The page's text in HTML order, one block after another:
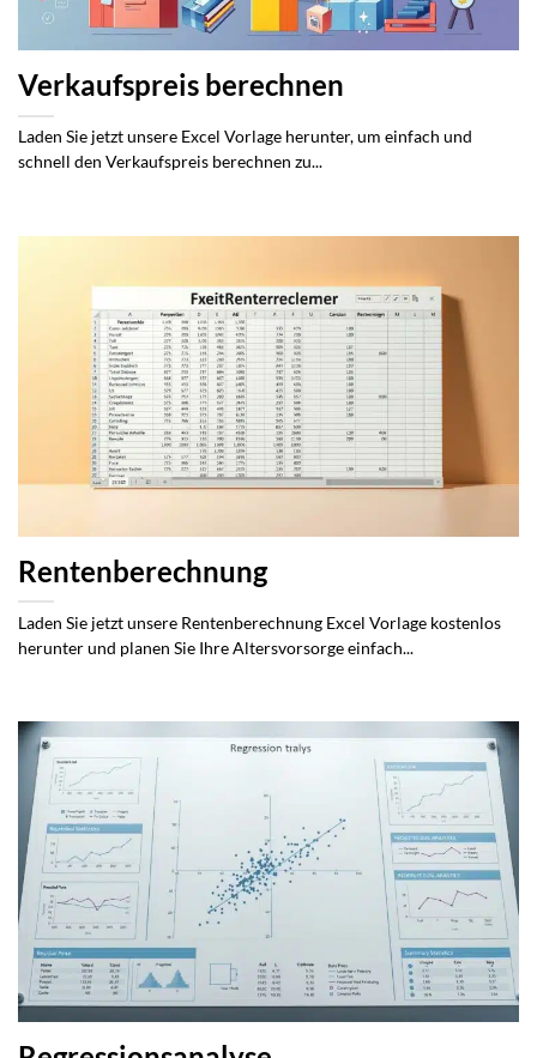
Verkaufspreis berechnen
Laden Sie jetzt unsere Excel Vorlage herunter, um einfach und
schnell den Verkaufspreis berechnen zu...
Rentenberechnung
Laden Sie jetzt unsere Rentenberechnung Excel Vorlage kostenlos
herunter und planen Sie Ihre Altersvorsorge einfach...